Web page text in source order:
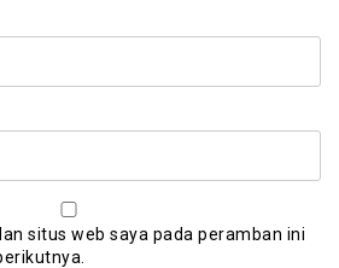
situs web saya pada peramban ini